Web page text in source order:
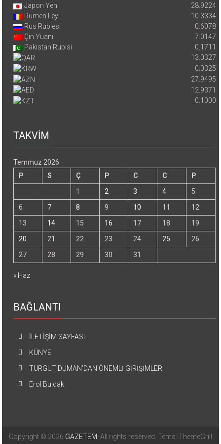
Japon Yeni
28.9224
Rumen Leyi
10.3334
Rus Rublesi
0.6078
Çin Yuanı
7.0147
Pakistan Rupisi
0.1711
13.0327
0.0325
27.9495
12.9371
0.1000
TAKVİM
Temmuz 2026
P
S Ç P C C
P
1
2 3 4
5
6
7 8 9 10 11
12
13
14 15 16 17 18
19
20
21 22 23 24 25
26
27
28 29 30 31
« Haz
BAĞLANTI
İLETİŞİM SAYFASI
KÜNYE
TURGUT DUMAN’DAN ÖNEMLİ GİRİŞİMLER
Erol Buldak
Copyright © 2026 GAZETEM. All rights reserved. Tema: ThemeGrill